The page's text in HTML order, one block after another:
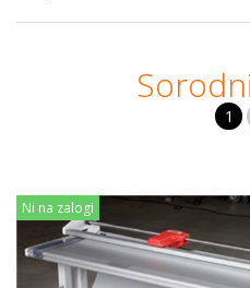
1
Ni na zalogi